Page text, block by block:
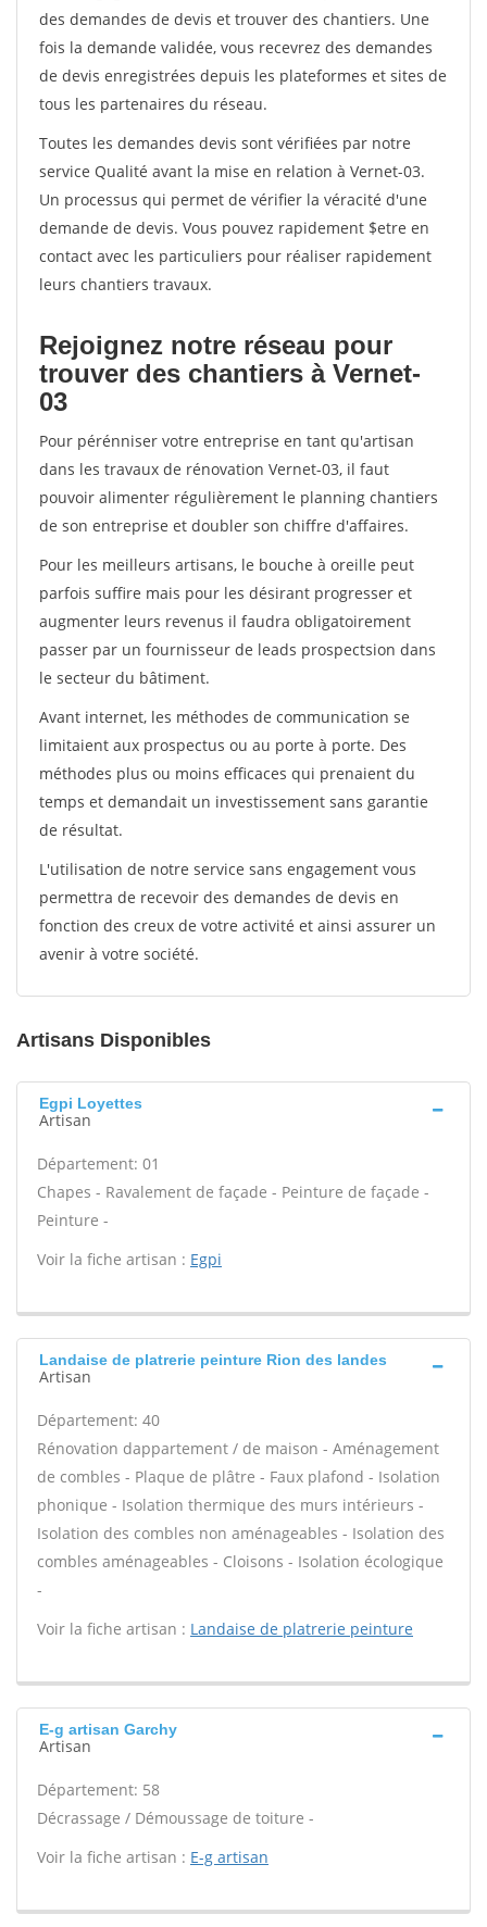
des demandes de devis et trouver des chantiers. Une
fois la demande validée, vous recevrez des demandes
de devis enregistrées depuis les plateformes et sites de
tous les partenaires du réseau.
Toutes les demandes devis sont vérifiées par notre
service Qualité avant la mise en relation à Vernet-03.
Un processus qui permet de vérifier la véracité d'une
demande de devis. Vous pouvez rapidement $etre en
contact avec les particuliers pour réaliser rapidement
leurs chantiers travaux.
Rejoignez notre réseau pour
trouver des chantiers à Vernet-
03
Pour pérénniser votre entreprise en tant qu'artisan
dans les travaux de rénovation Vernet-03, il faut
pouvoir alimenter régulièrement le planning chantiers
de son entreprise et doubler son chiffre d'affaires.
Pour les meilleurs artisans, le bouche à oreille peut
parfois suffire mais pour les désirant progresser et
augmenter leurs revenus il faudra obligatoirement
passer par un fournisseur de leads prospectsion dans
le secteur du bâtiment.
Avant internet, les méthodes de communication se
limitaient aux prospectus ou au porte à porte. Des
méthodes plus ou moins efficaces qui prenaient du
temps et demandait un investissement sans garantie
de résultat.
L'utilisation de notre service sans engagement vous
permettra de recevoir des demandes de devis en
fonction des creux de votre activité et ainsi assurer un
avenir à votre société.
Artisans Disponibles
Egpi Loyettes
Artisan
Département: 01
Chapes - Ravalement de façade - Peinture de façade -
Peinture -
Voir la fiche artisan : Egpi
Landaise de platrerie peinture Rion des landes
Artisan
Département: 40
Rénovation dappartement / de maison - Aménagement
de combles - Plaque de plâtre - Faux plafond - Isolation
phonique - Isolation thermique des murs intérieurs -
Isolation des combles non aménageables - Isolation des
combles aménageables - Cloisons - Isolation écologique
-
Voir la fiche artisan : Landaise de platrerie peinture
E-g artisan Garchy
Artisan
Département: 58
Décrassage / Démoussage de toiture -
Voir la fiche artisan : E-g artisan